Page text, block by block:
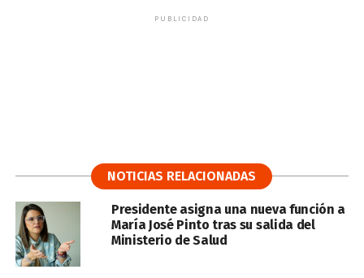
PUBLICIDAD
NOTICIAS RELACIONADAS
Presidente asigna una nueva función a
María José Pinto tras su salida del
Ministerio de Salud